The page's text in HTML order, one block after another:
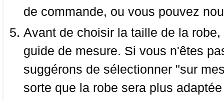
de commande, ou vous pouvez
Avant de choisir la taille de la
guide de mesure. Si vous n'êtes
suggérons de sélectionner "sur
sorte que la robe sera plus